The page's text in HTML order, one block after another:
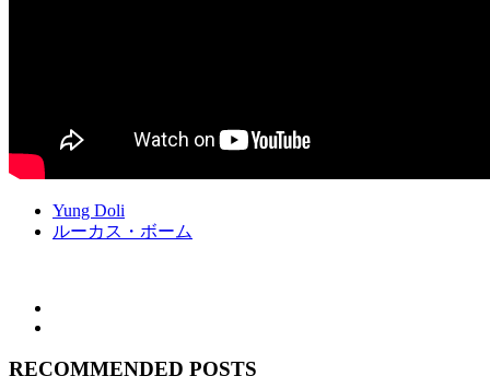
Yung Doli
ルーカス・ボーム
RECOMMENDED POSTS